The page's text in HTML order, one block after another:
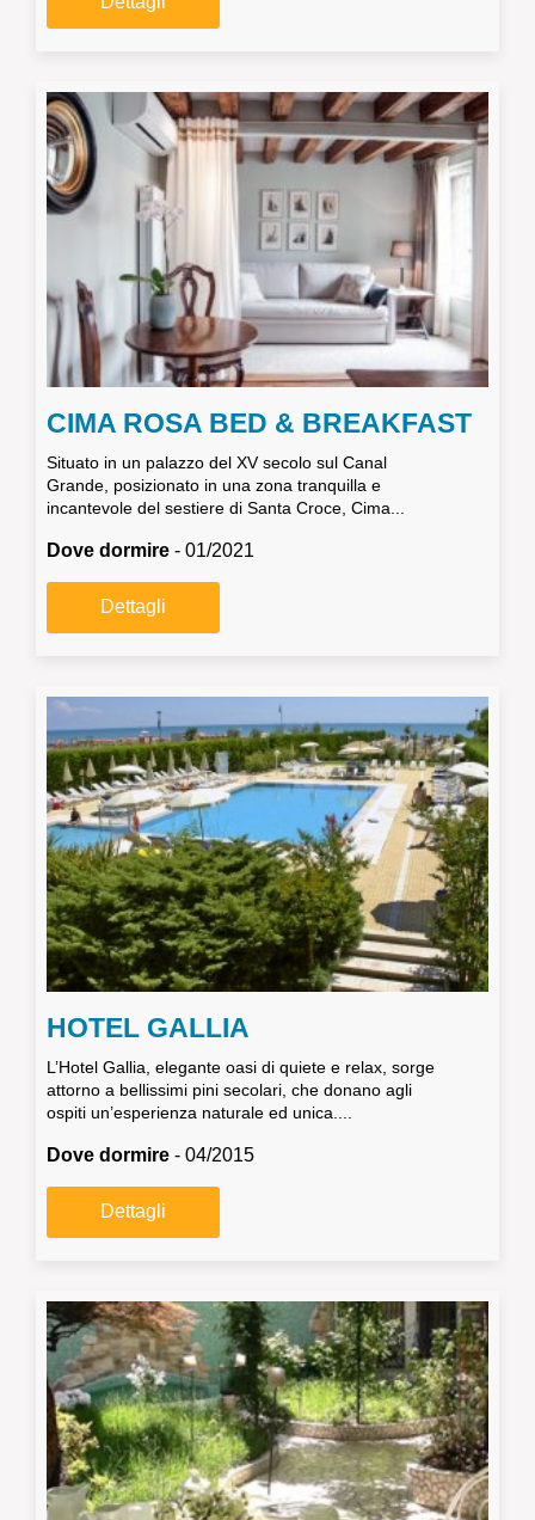
CIMA ROSA BED & BREAKFAST
Situato in un palazzo del XV secolo sul Canal
Grande, posizionato in una zona tranquilla e
incantevole del sestiere di Santa Croce, Cima...
Dove dormire - 01/2021
Dettagli
HOTEL GALLIA
L’Hotel Gallia, elegante oasi di quiete e relax, sorge
attorno a bellissimi pini secolari, che donano agli
ospiti un’esperienza naturale ed unica....
Dove dormire - 04/2015
Dettagli